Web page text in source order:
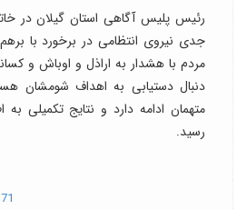
رئیس پلیس آگاهی استان گیلان در
جدی نیروی انتظامی در برخورد با
مردم با هشدار به اراذل و اوباش و
دنبال دستیابی به اهداف شومشان
متهمان ادامه دارد و نتایج تکمیلی
رسید.